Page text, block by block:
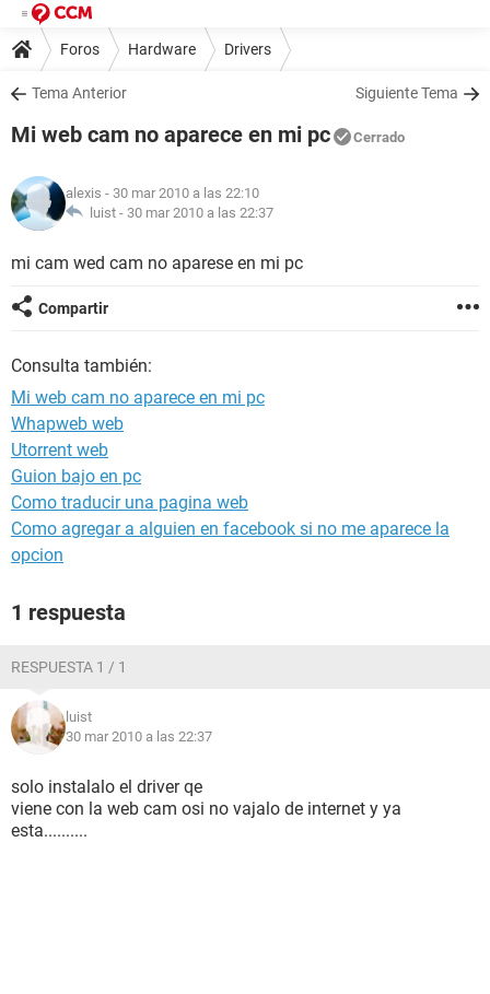
Foros Hardware Drivers
Tema Anterior Siguiente Tema
Mi web cam no aparece en mi pc Cerrado
alexis - 30 mar 2010 a las 22:10
luist - 30 mar 2010 a las 22:37
mi cam wed cam no aparese en mi pc
Compartir
Consulta también:
Mi web cam no aparece en mi pc
Whapweb web
Utorrent web
Guion bajo en pc
Como traducir una pagina web
Como agregar a alguien en facebook si no me aparece la
opcion
1 respuesta
RESPUESTA 1 / 1
luist
30 mar 2010 a las 22:37
solo instalalo el driver qe
viene con la web cam osi no vajalo de internet y ya
esta..........